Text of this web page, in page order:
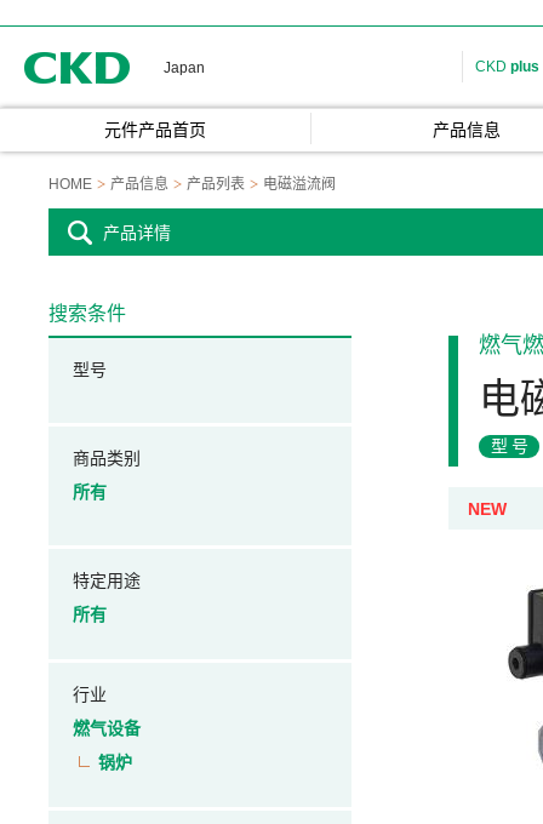
Japan CKD plus
元件产品首页 产品信息
HOME 产品信息 产品列表 电磁溢流阀
产品详情
燃气
电
型号
NEW
搜索条件
型号
商品类别
所有
特定用途
所有
行业
燃气设备
锅炉